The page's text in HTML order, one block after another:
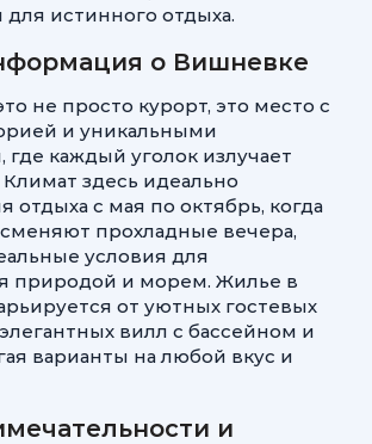
истинного отдыха.
о Вишневке
не просто курорт, это место с
и уникальными
каждый уголок излучает
здесь идеально
отдыха с мая по октябрь, когда
прохладные вечера,
условия для
природой и морем. Жилье в
от уютных гостевых
вилл с бассейном и
варианты на любой вкус и
и